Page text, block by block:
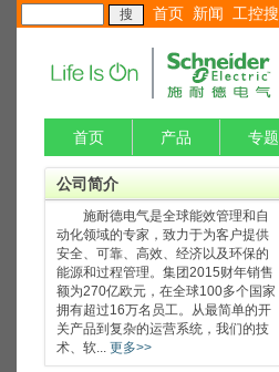
首页 新闻 工控搜
首页 产品 专题
公司简介
施耐德电气是全球能效管理和自
动化领域的专家，致力于为客户提供
安全、可靠、高效、经济以及环保的
能源和过程管理。集团2015财年销售
额为270亿欧元，在全球100多个国家
拥有超过16万名员工。从最简单的开
关产品到复杂的运营系统，我们的技
术、软... 更多>>